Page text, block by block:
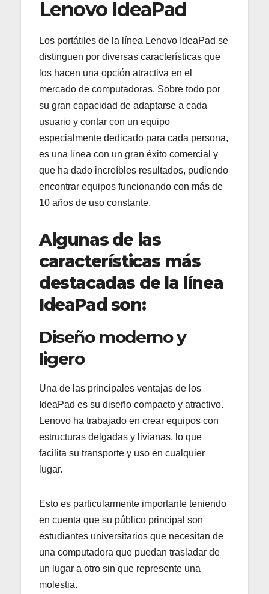
Lenovo IdeaPad
Los portátiles de la línea Lenovo IdeaPad se
distinguen por diversas características que
los hacen una opción atractiva en el
mercado de computadoras. Sobre todo por
su gran capacidad de adaptarse a cada
usuario y contar con un equipo
especialmente dedicado para cada persona,
es una línea con un gran éxito comercial y
que ha dado increíbles resultados, pudiendo
encontrar equipos funcionando con más de
10 años de uso constante.
Algunas de las
características más
destacadas de la línea
IdeaPad son:
Diseño moderno y
ligero
Una de las principales ventajas de los
IdeaPad es su diseño compacto y atractivo.
Lenovo ha trabajado en crear equipos con
estructuras delgadas y livianas, lo que
facilita su transporte y uso en cualquier
lugar.
Esto es particularmente importante teniendo
en cuenta que su público principal son
estudiantes universitarios que necesitan de
una computadora que puedan trasladar de
un lugar a otro sin que represente una
molestia.